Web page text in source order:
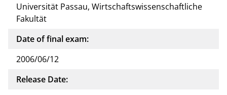
Universität Passau, Wirtschaftswissenschaftliche
Fakultät
Date of final exam:
2006/06/12
Release Date: